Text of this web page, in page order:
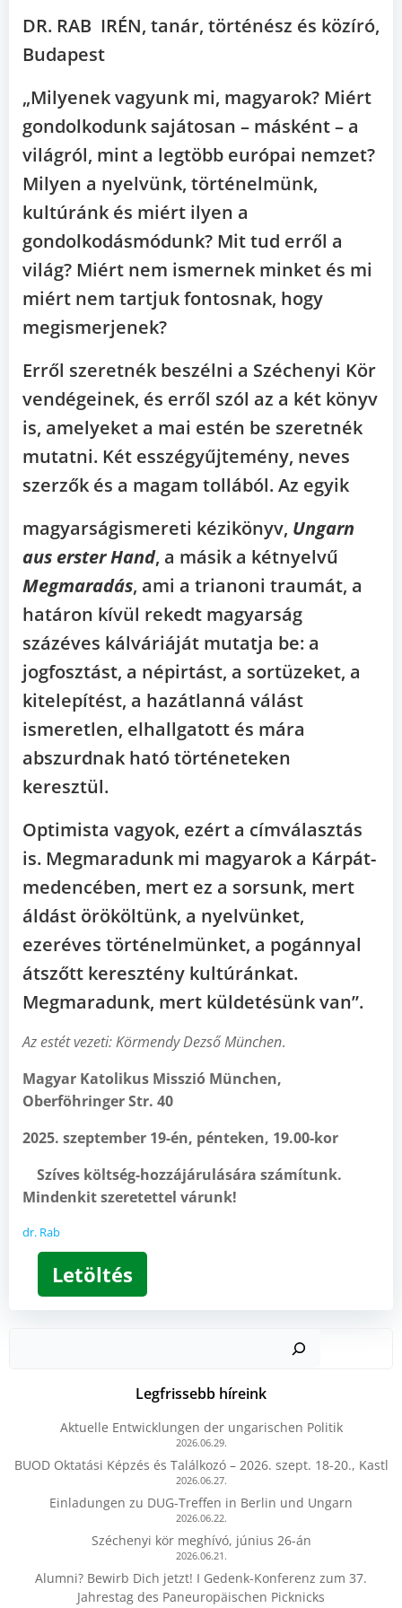
DR. RAB IRÉN, tanár, történész és közíró,
Budapest
„Milyenek vagyunk mi, magyarok? Miért
gondolkodunk sajátosan – másként – a
világról, mint a legtöbb európai nemzet?
Milyen a nyelvünk, történelmünk,
kultúránk és miért ilyen a
gondolkodásmódunk? Mit tud erről a
világ? Miért nem ismernek minket és mi
miért nem tartjuk fontosnak, hogy
megismerjenek?
Erről szeretnék beszélni a Széchenyi Kör
vendégeinek, és erről szól az a két könyv
is, amelyeket a mai estén be szeretnék
mutatni. Két esszégyűjtemény, neves
szerzők és a magam tollából. Az egyik
magyarságismereti kézikönyv, Ungarn
aus erster Hand, a másik a kétnyelvű
Megmaradás, ami a trianoni traumát, a
határon kívül rekedt magyarság
százéves kálváriáját mutatja be: a
jogfosztást, a népirtást, a sortüzeket, a
kitelepítést, a hazátlanná válást
ismeretlen, elhallgatott és mára
abszurdnak ható történeteken
keresztül.
Optimista vagyok, ezért a címválasztás
is. Megmaradunk mi magyarok a Kárpát-
medencében, mert ez a sorsunk, mert
áldást örököltünk, a nyelvünket,
ezeréves történelmünket, a pogánnyal
átszőtt keresztény kultúránkat.
Megmaradunk, mert küldetésünk van”.
Az estét vezeti: Körmendy Dezső München.
Magyar Katolikus Misszió München,
Oberföhringer Str. 40
2025. szeptember 19-én, pénteken, 19.00-kor
Szíves költség-hozzájárulására számítunk.
Mindenkit szeretettel várunk!
dr. Rab
Letöltés
Legfrissebb híreink
Aktuelle Entwicklungen der ungarischen Politik
2026.06.29.
BUOD Oktatási Képzés és Találkozó – 2026. szept. 18-20., Kastl
2026.06.27.
Einladungen zu DUG-Treffen in Berlin und Ungarn
2026.06.22.
Széchenyi kör meghívó, június 26-án
2026.06.21.
Alumni? Bewirb Dich jetzt! I Gedenk-Konferenz zum 37.
Jahrestag des Paneuropäischen Picknicks